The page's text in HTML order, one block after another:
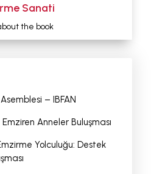
Sanati
the book
– IBFAN
Anneler Buluşması
Yolculuğu: Destek